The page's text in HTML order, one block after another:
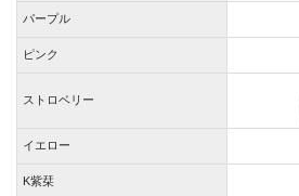
パープル
ピンク
ストロベリー
イエロー
K紫栞